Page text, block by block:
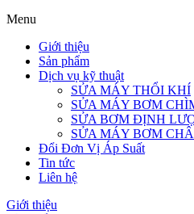
Menu
Giới thiệu
Sản phẩm
Dịch vụ kỹ thuật
SỬA MÁY THỔI KHÍ
SỬA MÁY BƠM
SỬA BƠM ĐỊNH
SỬA MÁY BƠM
Đổi Đơn Vị Áp Suất
Tin tức
Liên hệ
Giới thiệu